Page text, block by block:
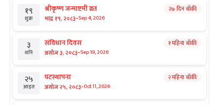
१९
शुक्र
श्रीकृष्ण जन्माष्टमी व्रत
भाद्र १९, २०८३-Sep 4, 2026
२७ दिन बाँकी
३
शनि
संविधान दिवस
असोज ३, २०८३-Sep 19, 2026
१ महिना बाँकी
२५
आइत
घटस्थापना
असोज २५, २०८३-Oct 11, 2026
२ महिना बाँकी